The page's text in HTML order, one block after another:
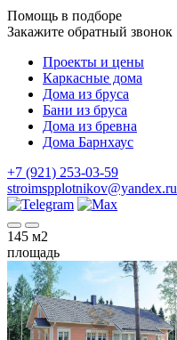
Помощь в подборе
Закажите обратный звонок
Проекты и цены
Каркасные дома
Дома из бруса
Бани из бруса
Дома из бревна
Дома Барнхаус
+7 (921) 253-03-59
stroimspplotnikov@yandex.ru
145 м2
площадь